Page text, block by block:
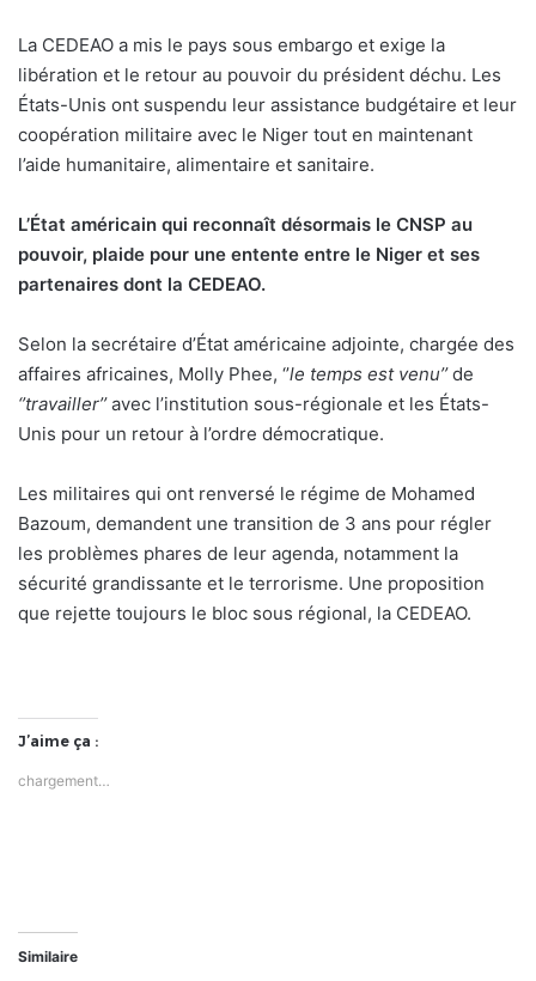
La CEDEAO a mis le pays sous embargo et exige la
libération et le retour au pouvoir du président déchu. Les
États-Unis ont suspendu leur assistance budgétaire et leur
coopération militaire avec le Niger tout en maintenant
l’aide humanitaire, alimentaire et sanitaire.
L’État américain qui reconnaît désormais le CNSP au
pouvoir, plaide pour une entente entre le Niger et ses
partenaires dont la CEDEAO.
Selon la secrétaire d’État américaine adjointe, chargée des
affaires africaines, Molly Phee, ‘’le temps est venu’’de
‘’travailler’’avec l’institution sous-régionale et les États-
Unis pour un retour à l’ordre démocratique.
Les militaires qui ont renversé le régime de Mohamed
Bazoum, demandent une transition de 3 ans pour régler
les problèmes phares de leur agenda, notamment la
sécurité grandissante et le terrorisme. Une proposition
que rejette toujours le bloc sous régional, la CEDEAO.
J’aime ça :
chargement…
Similaire